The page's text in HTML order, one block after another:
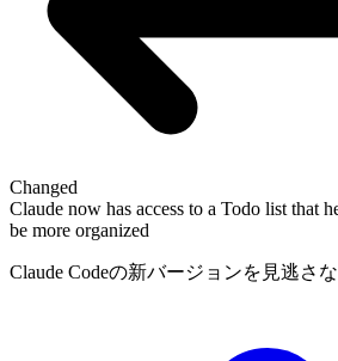
Changed
Claude now has access to a Todo list that
be more organized
Claude Codeの新バージョンを見逃さ